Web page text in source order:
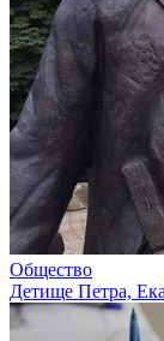
Общество
Детище Петра,